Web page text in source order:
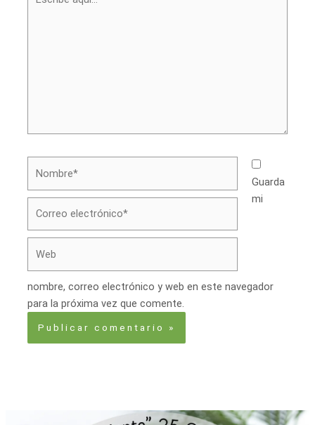
aquí...
Guarda
mi
nombre, correo electrónico y web en este navegador
para la próxima vez que comente.